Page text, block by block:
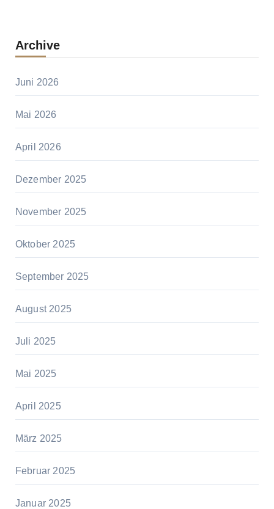
Archive
Juni 2026
Mai 2026
April 2026
Dezember 2025
November 2025
Oktober 2025
September 2025
August 2025
Juli 2025
Mai 2025
April 2025
März 2025
Februar 2025
Januar 2025